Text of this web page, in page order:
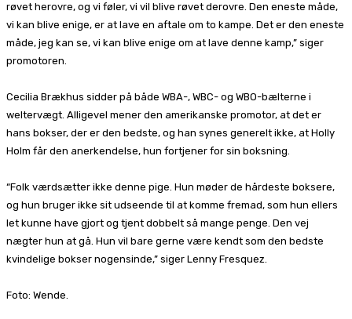
røvet herovre, og vi føler, vi vil blive røvet derovre. Den eneste måde,
vi kan blive enige, er at lave en aftale om to kampe. Det er den eneste
måde, jeg kan se, vi kan blive enige om at lave denne kamp,” siger
promotoren.
Cecilia Brækhus sidder på både WBA-, WBC- og WBO-bælterne i
weltervægt. Alligevel mener den amerikanske promotor, at det er
hans bokser, der er den bedste, og han synes generelt ikke, at Holly
Holm får den anerkendelse, hun fortjener for sin boksning.
“Folk værdsætter ikke denne pige. Hun møder de hårdeste boksere,
og hun bruger ikke sit udseende til at komme fremad, som hun ellers
let kunne have gjort og tjent dobbelt så mange penge. Den vej
nægter hun at gå. Hun vil bare gerne være kendt som den bedste
kvindelige bokser nogensinde,” siger Lenny Fresquez.
Foto: Wende.